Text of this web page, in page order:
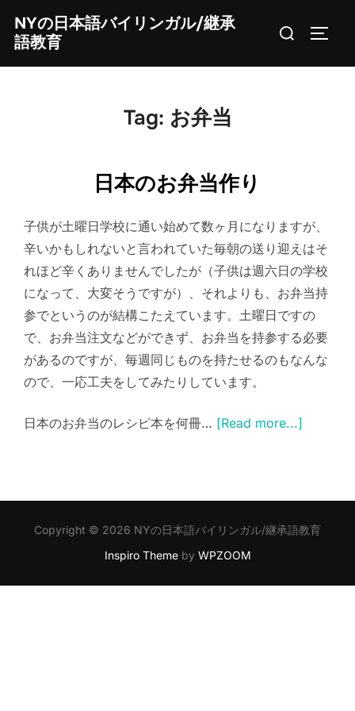
content
NYの日本語バイリンガル/継承
語教育
Search
Tag: お弁当
日本のお弁当作り
子供が土曜日学校に通い始めて数ヶ月になりますが、
辛いかもしれないと言われていた毎朝の送り迎えはそ
れほど辛くありませんでしたが（子供は週六日の学校
になって、大変そうですが）、それよりも、お弁当持
参でというのが結構こたえています。土曜日ですの
で、お弁当注文などができず、お弁当を持参する必要
があるのですが、毎週同じものを持たせるのもなんな
ので、一応工夫をしてみたりしています。
日本のお弁当のレシピ本を何冊… [Read more...]
Copyright © 2026 NYの日本語バイリンガル/継承語教育
Inspiro Themeby WPZOOM